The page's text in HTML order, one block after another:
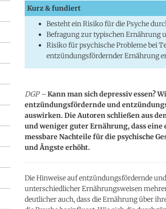
Kurz & fundiert
Besteht ein Risiko für die Psyche
Befragung zur typischen Ernährung
Risiko für psychische Probleme bei
entzündungsfördernder Ernährung
DGP –Kann man sich depressiv essen?
entzündungsfördernde und
auswirken. Die Autoren schließen aus
und weniger guter Ernährung, dass
messbare Nachteile für die psychische
und Ängste erhöht.
Die Hinweise auf entzündungsfördernde
unterschiedlicher Ernährungsweisen
deutlicher auch, dass die Ernährung über